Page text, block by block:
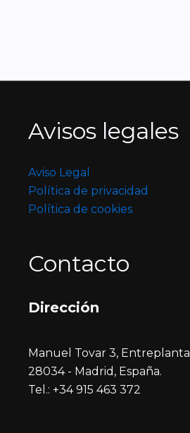
Avisos legales
Aviso Legal
Política de privacidad
Política de cookies
Contacto
Dirección
Manuel Tovar 3, Entreplanta
28034 - Madrid, España.
Tel.: +34 915 463 372